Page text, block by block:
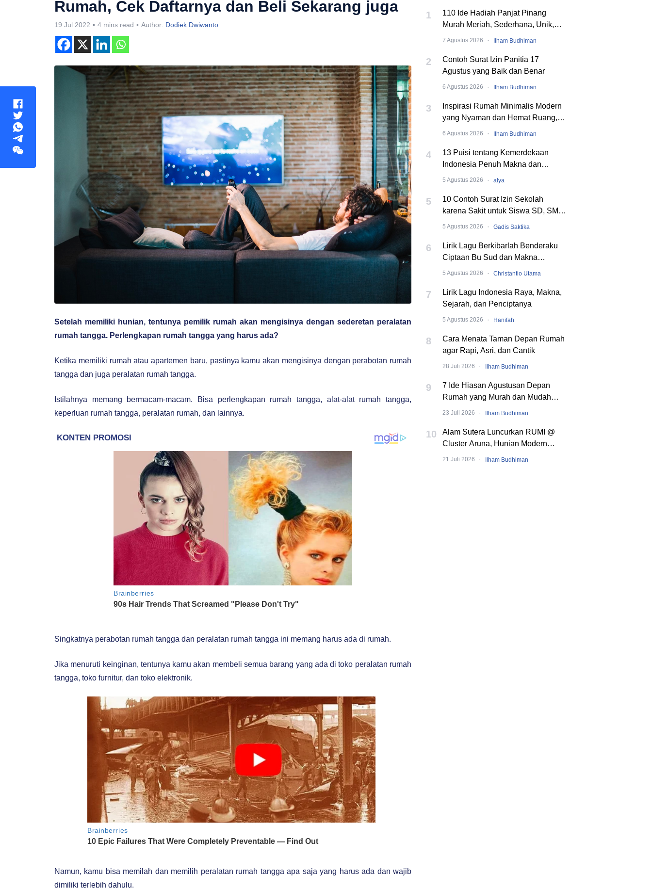
Rumah, Cek Daftarnya dan Beli Sekarang juga
19 Jul 2022 4 mins read Author: Dodiek Dwiwanto
1
110 Ide Hadiah Panjat Pinang
Murah Meriah, Sederhana, Unik,
dan Nyeleneh
7 Agustus 2026 · Ilham Budhiman
2
Contoh Surat Izin Panitia 17
Agustus yang Baik dan Benar
6 Agustus 2026 · Ilham Budhiman
3
Inspirasi Rumah Minimalis Modern
yang Nyaman dan Hemat Ruang,
Begini Cara Merancangnya!
6 Agustus 2026 · Ilham Budhiman
4
13 Puisi tentang Kemerdekaan
Indonesia Penuh Makna dan
Menyentuh Hati
5 Agustus 2026 · alya
5
10 Contoh Surat Izin Sekolah
karena Sakit untuk Siswa SD, SMP,
hingga SMA
5 Agustus 2026 · Gadis Saktika
6
Lirik Lagu Berkibarlah Benderaku
Ciptaan Bu Sud dan Makna
Dibaliknya
5 Agustus 2026 · Christantio Utama
7
Lirik Lagu Indonesia Raya, Makna,
Sejarah, dan Penciptanya
5 Agustus 2026 · Hanifah
8
Cara Menata Taman Depan Rumah
agar Rapi, Asri, dan Cantik
28 Juli 2026 · Ilham Budhiman
9
7 Ide Hiasan Agustusan Depan
Rumah yang Murah dan Mudah
Dibuat
23 Juli 2026 · Ilham Budhiman
10
Alam Sutera Luncurkan RUMI @
Cluster Aruna, Hunian Modern
Tropical 2 Lantai di Downtown Alam
21 Juli 2026 · Ilham Budhiman
Setelah memiliki hunian, tentunya pemilik rumah akan mengisinya dengan sederetan peralatan
rumah tangga. Perlengkapan rumah tangga yang harus ada?
Ketika memiliki rumah atau apartemen baru, pastinya kamu akan mengisinya dengan perabotan rumah
tangga dan juga peralatan rumah tangga.
Istilahnya memang bermacam-macam.
Bisa perlengkapan rumah tangga, alat-alat rumah tangga,
keperluan rumah tangga, peralatan rumah, dan lainnya.
Singkatnya perabotan rumah tangga dan peralatan rumah tangga ini memang harus ada di rumah.
Jika menuruti keinginan, tentunya kamu akan membeli semua barang yang ada di toko peralatan rumah
tangga, toko furnitur, dan toko elektronik.
Namun, kamu bisa memilah dan memilih peralatan rumah tangga apa saja yang harus ada dan wajib
dimiliki terlebih dahulu.